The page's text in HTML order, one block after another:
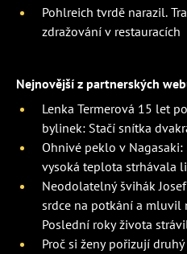
Pohlreich tvrdě narazil.
zdražování v restauracích
Nejnovější z partnerských
Lenka Termerová 15 let
bylinek: Stačí snítka
Ohnivé peklo v
vysoká teplota strhávala
Neodolatelný švihák
srdce na potkání a mluvil
Poslední roky života
Proč si ženy pořizují